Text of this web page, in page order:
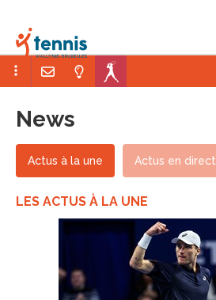
News
Actus à la une Actus en direct
LES ACTUS À LA UNE